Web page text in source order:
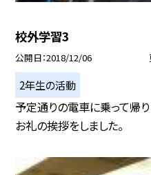
校外学習3
公開日 2018/12/06
2年生の活動
予定通りの電車に乗って帰り
お礼の挨拶をしました。